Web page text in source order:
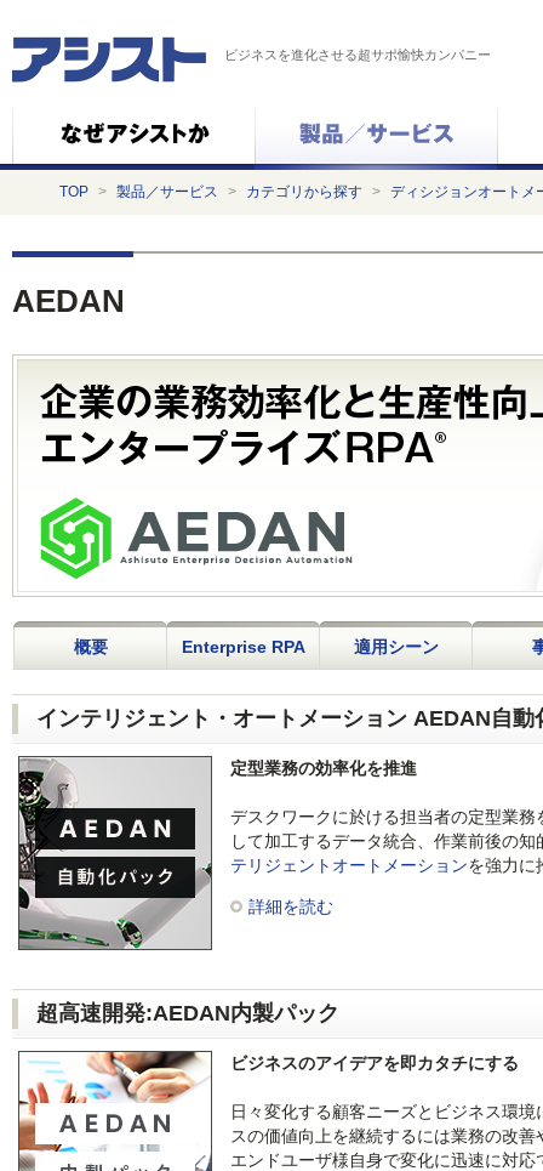
ビジネスを進化させる超サポ愉快カンパニー
TOP > 製品／サービス > カテゴリから探す > ディシジョンオートメ
AEDAN
概要 Enterprise RPA 適用シーン
インテリジェント・オートメーション AEDAN自動
定型業務の効率化を推進
デスクワークに於ける担当者の定型業
して加工するデータ統合、作業前後の
テリジェントオートメーションを強力に
詳細を読む
超高速開発:AEDAN内製パック
ビジネスのアイデアを即カタチにする
日々変化する顧客ニーズとビジネス環
スの価値向上を継続するには業務の改
エンドユーザ様自身で変化に迅速に対